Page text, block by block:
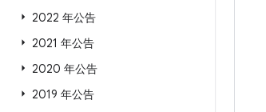
2022 年公告
2021 年公告
2020 年公告
2019 年公告